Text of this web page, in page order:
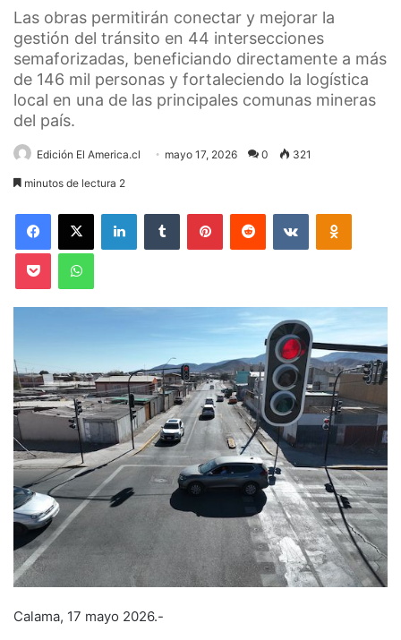
Las obras permitirán conectar y mejorar la
gestión del tránsito en 44 intersecciones
semaforizadas, beneficiando directamente a más
de 146 mil personas y fortaleciendo la logística
local en una de las principales comunas mineras
del país.
Edición El America.cl mayo 17, 2026 0 321
minutos de lectura 2
Facebook
X LinkedInTumblr PinterestReddit VKontakte
Pocket WhatsApp
Calama, 17 mayo 2026.-